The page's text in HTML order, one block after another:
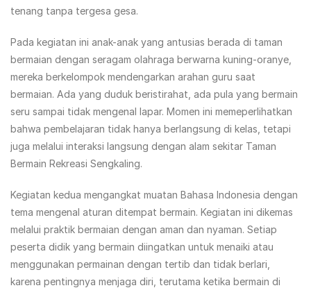
tenang tanpa tergesa gesa.
Pada kegiatan ini anak-anak yang antusias berada di taman
bermaian dengan seragam olahraga berwarna kuning-oranye,
mereka berkelompok mendengarkan arahan guru saat
bermaian. Ada yang duduk beristirahat, ada pula yang bermain
seru sampai tidak mengenal lapar. Momen ini memeperlihatkan
bahwa pembelajaran tidak hanya berlangsung di kelas, tetapi
juga melalui interaksi langsung dengan alam sekitar Taman
Bermain Rekreasi Sengkaling.
Kegiatan kedua mengangkat muatan Bahasa Indonesia dengan
tema mengenal aturan ditempat bermain. Kegiatan ini dikemas
melalui praktik bermaian dengan aman dan nyaman. Setiap
peserta didik yang bermain diingatkan untuk menaiki atau
menggunakan permainan dengan tertib dan tidak berlari,
karena pentingnya menjaga diri, terutama ketika bermain di